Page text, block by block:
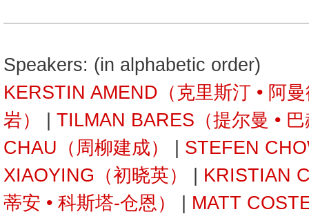
Speakers: (in alphabetic order)
KERSTIN AMEND（克里斯汀 • 阿
岩）
TILMAN BARES（提尔曼 •
CHAU（周柳建成）
STEFEN
XIAOYING（初晓英）
KRISTIAN
蒂安 • 科斯塔-仓恩）
MATT